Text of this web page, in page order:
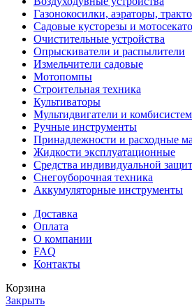
Газонокосилки, аэраторы,
Садовые кусторезы и
Очистительные устройства
Опрыскиватели и распылители
Измельчители садовые
Мотопомпы
Строительная техника
Культиваторы
Мультидвигатели и
Ручные инструменты
Принадлежности и расходные
Жидкости эксплуатационные
Средства индивидуальной
Снегоуборочная техника
Аккумуляторные инструменты
Доставка
Оплата
О компании
FAQ
Контакты
Корзина
Закрыть